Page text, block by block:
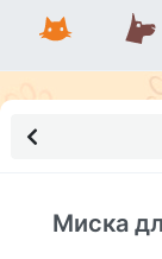
Миска